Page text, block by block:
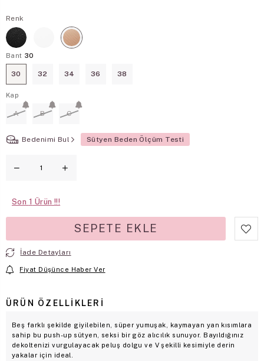
Renk
Bant 30
30 32 34 36 38
Kap
A B C
Bedenimi Bul Sütyen Beden Ölçüm Testi
Son 1
İade Detayları
Fiyat Düşünce Haber Ver
ÜRÜN ÖZELLIKLERI
Beş farklı şekilde giyilebilen, süper yumuşak, kaymayan yan kısımlara
sahip bu push-up sütyen, seksi bir göz alıcılık sunuyor. Bayıldığınız
dekoltenizi vurgulayacak peluş dolgu ve V şekilli kesimiyle derin
yakalar için ideal.